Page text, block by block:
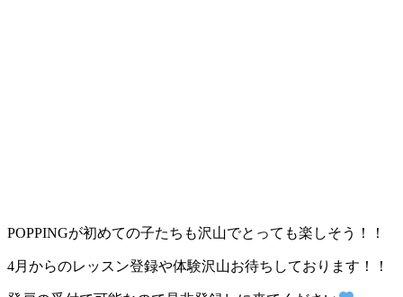
POPPINGが初めての子たちも沢山でとっても楽しそう！！
4月からのレッスン登録や体験沢山お待ちしております！！